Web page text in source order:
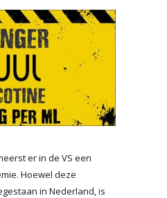
er in de VS een
Hoewel deze
in Nederland, is